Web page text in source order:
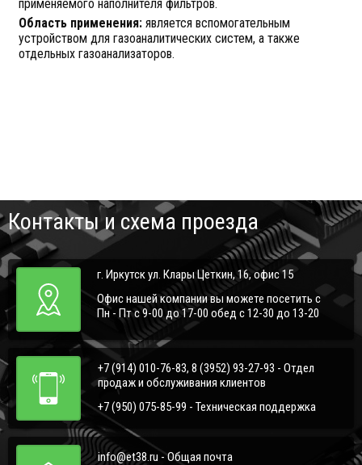
применяемого наполнителя фильтров.
Область применения:является вспомогательным
устройством для газоаналитических систем, а также
отдельных газоанализаторов.
Контакты и схема проезда
г. Иркутск ул. Клары Цеткин, 16, офис 15
Офис нашей компании вы можете посетить с
Пн - Пт с 9-00 до 17-00 обед с 12-30 до 13-20
+7 (914) 010-76-83, 8 (3952) 93-27-93 - Отдел
продаж и обслуживания клиентов
+7 (950) 075-85-99 - Техническая поддержка
info@et38.ru - Общая почта